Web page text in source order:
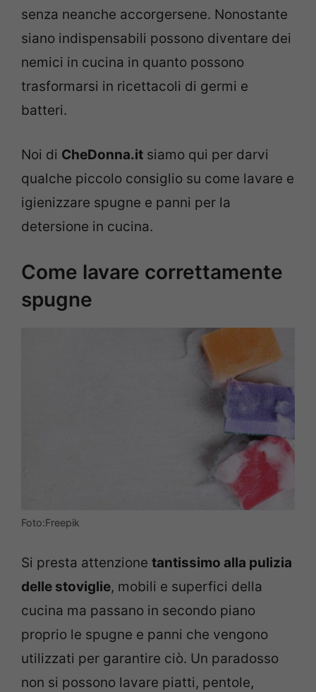
senza neanche accorgersene. Nonostante
siano indispensabili possono diventare dei
nemici in cucina in quanto possono
trasformarsi in ricettacoli di germi e
batteri.
Noi di CheDonna.it siamo qui per darvi
qualche piccolo consiglio su come lavare e
igienizzare spugne e panni per la
detersione in cucina.
Come lavare correttamente
spugne
Foto:Freepik
Si presta attenzione tantissimo alla pulizia
delle stoviglie, mobili e superfici della
cucina ma passano in secondo piano
proprio le spugne e panni che vengono
utilizzati per garantire ciò. Un paradosso
non si possono lavare piatti, pentole,